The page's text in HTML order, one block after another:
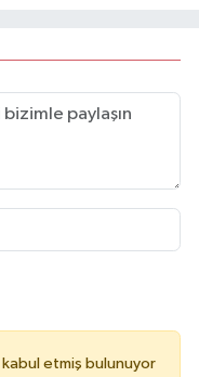
kabul etmiş bulunuyor